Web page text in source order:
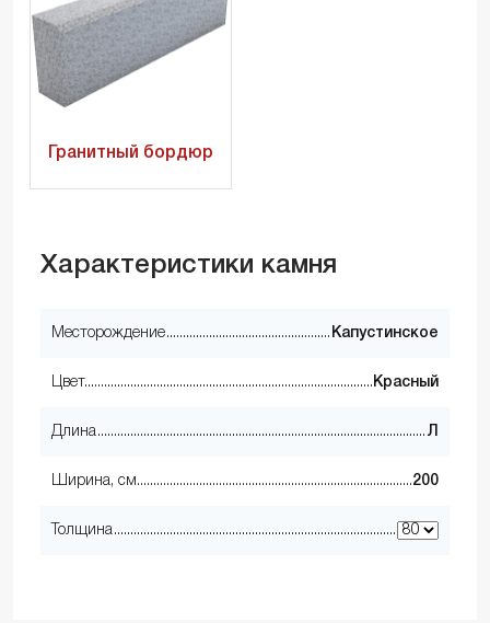
Гранитный бордюр
Характеристики камня
Месторождение Капустинское
Цвет Красный
Длина Л
Ширина, см 200
Толщина